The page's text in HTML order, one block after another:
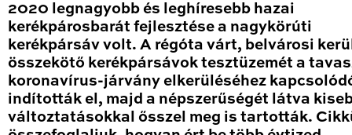
2020 legnagyobb és leghíresebb hazai
kerékpárosbarát fejlesztése a nagykörúti
kerékpársáv volt. A régóta várt, belvárosi
összekötő kerékpársávok tesztüzemét a
koronavírus-járvány elkerüléséhez
indították el, majd a népszerűségét látva
változtatásokkal ősszel meg is tartották.